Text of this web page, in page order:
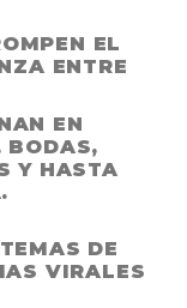
EL
ENTRE
EN
BODAS,
Y HASTA
DE
VIRALES